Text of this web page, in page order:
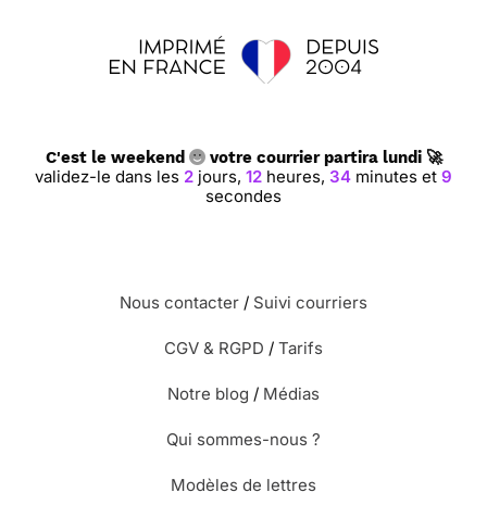
C'est le weekend votre courrier partira lundi 🚀
validez-le dans les 2 jours, 12 heures, 34 minutes et 8
secondes
Nous contacter / Suivi courriers
CGV & RGPD / Tarifs
Notre blog / Médias
Qui sommes-nous ?
Modèles de lettres